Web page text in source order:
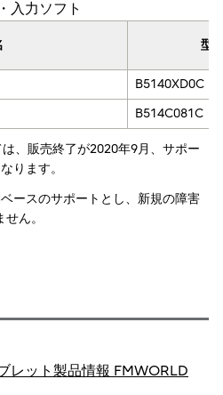
入力ソフト
型
B5140XD0C
B514C081C
、販売終了が2020年9月、サポー
ります。
ースのサポートとし、新規の障害
ん。
レット製品情報 FMWORLD